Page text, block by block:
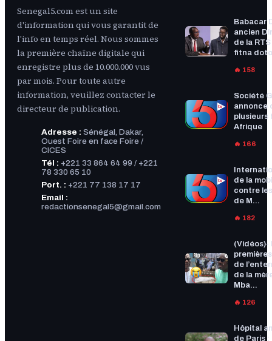
Senegal5.com est un site
d'information qui vous garantit de
l'info en temps réel. Nous sommes
la première chaîne digitale qui
enregistre plus de 10.000.000 vus
par mois. Pour toute autre
information, veuillez contacter le
directeur de publication.
Adresse : Sénégal, Dakar,
Ouest Foire en face Foire /
CICES
Tél : +221 33 864 64 99 / +221
78 330 65 10
Port. : +221 77 138 17 17
Email :
redactionsenegal5@gmail.com
Babacar
ancien
de la RTS
fitna
🔥 158
Société
annonce
plusieurs
Afrique
🔥 166
de la
contre
de M...
🔥 182
(Vidéos)-
de
de la
Mba...
🔥 126
Hôpital
de Paris :